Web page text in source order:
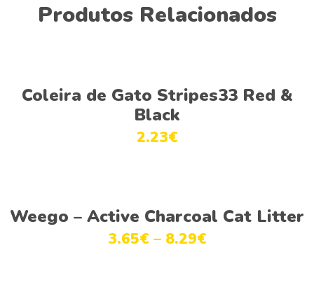
Produtos Relacionados
Ver opções
Coleira de Gato Stripes33 Red &
Black
2.23€
Ver opções
Weego – Active Charcoal Cat Litter
3.65€ – 8.29€